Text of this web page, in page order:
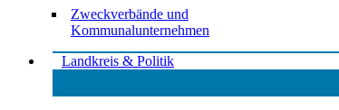
Zweckverbände und
Kommunalunternehmen
Landkreis & Politik